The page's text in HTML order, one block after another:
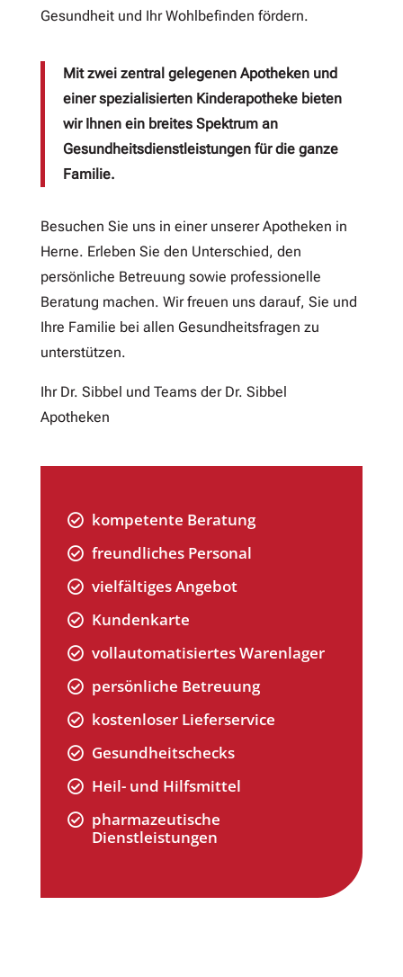
Gesundheit und Ihr Wohlbefinden fördern.
Mit zwei zentral gelegenen Apotheken und
einer spezialisierten Kinderapotheke bieten
wir Ihnen ein breites Spektrum an
Gesundheitsdienstleistungen für die ganze
Familie.
Besuchen Sie uns in einer unserer Apotheken in
Herne. Erleben Sie den Unterschied, den
persönliche Betreuung sowie professionelle
Beratung machen. Wir freuen uns darauf, Sie und
Ihre Familie bei allen Gesundheitsfragen zu
unterstützen.
Ihr Dr. Sibbel und Teams der Dr. Sibbel
Apotheken
 kompetente Beratung
 freundliches Personal
 vielfältiges Angebot
 Kundenkarte
 vollautomatisiertes Warenlager
 persönliche Betreuung
 kostenloser Lieferservice
 Gesundheitschecks
 Heil- und Hilfsmittel
 pharmazeutische
Dienstleistungen